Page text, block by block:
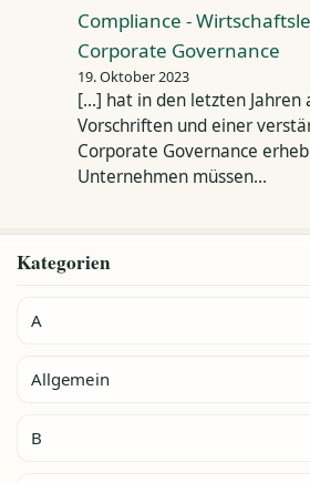
Compliance -
Corporate Governance
19. Oktober 2023
[…] hat in den letzten Jahren
Vorschriften und einer
Corporate Governance
Unternehmen müssen…
Kategorien
A
Allgemein
B